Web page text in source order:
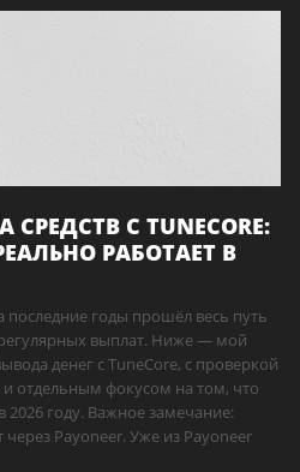
С TUNECORE:
РАБОТАЕТ В
последние годы прошёл весь путь
выплат. Ниже — мой
денег с TuneCore, с проверкой
отдельным фокусом на том, что
2026 году. Важное замечание:
Payoneer. Уже из Payoneer